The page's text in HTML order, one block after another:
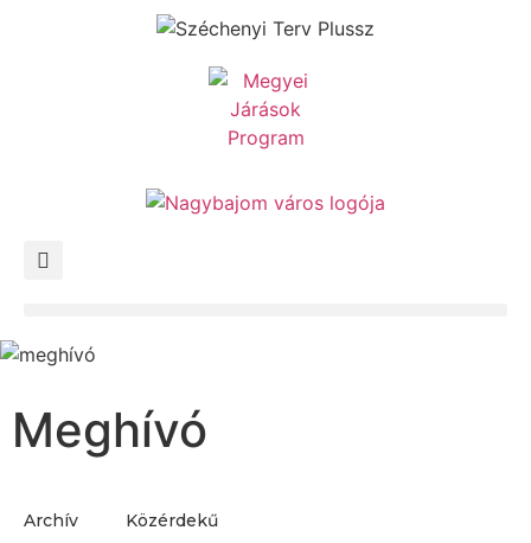
Meghívó
Archív
Közérdekű